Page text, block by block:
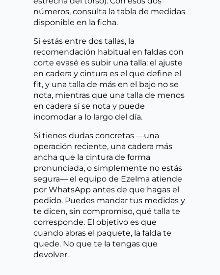
números, consulta la tabla de medidas
disponible en la ficha.
Si estás entre dos tallas, la
recomendación habitual en faldas con
corte evasé es subir una talla: el ajuste
en cadera y cintura es el que define el
fit, y una talla de más en el bajo no se
nota, mientras que una talla de menos
en cadera sí se nota y puede
incomodar a lo largo del día.
Si tienes dudas concretas —una
operación reciente, una cadera más
ancha que la cintura de forma
pronunciada, o simplemente no estás
segura— el equipo de Ezelma atiende
por WhatsApp antes de que hagas el
pedido. Puedes mandar tus medidas y
te dicen, sin compromiso, qué talla te
corresponde. El objetivo es que
cuando abras el paquete, la falda te
quede. No que te la tengas que
devolver.